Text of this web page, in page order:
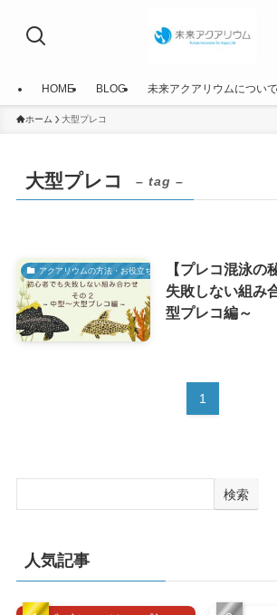
HOME BLOG 未来アクアリウムについて
ホーム 大型プレコ
大型プレコ – tag –
アクアリウムの方法・お役立ち情報
【プレコ混泳の
失敗しない組み
型プレコ編～
1
検索
人気記事